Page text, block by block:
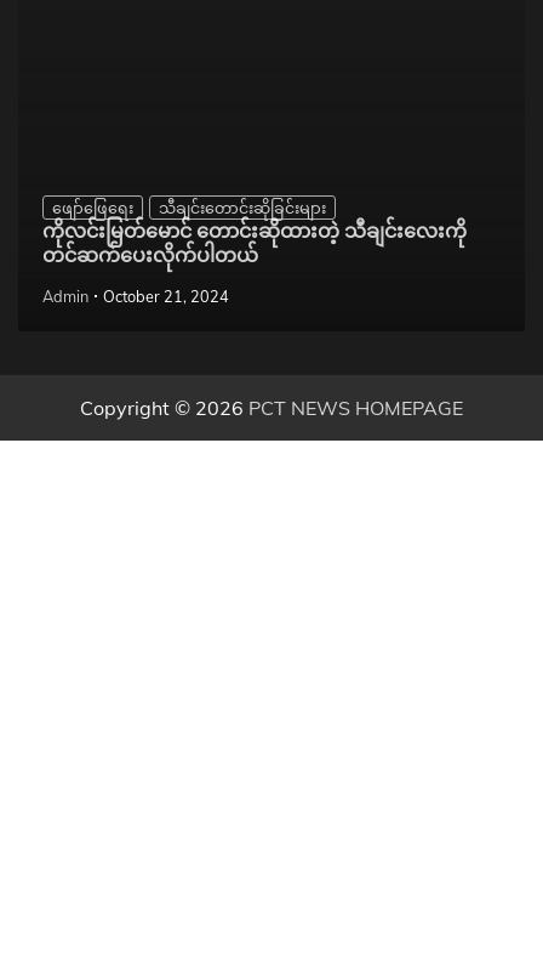
ဖျော်ဖြေရေး သီချင်းတောင်းဆိုခြင်းများ
ကိုလင်းမြတ်မောင် တောင်းဆိုထားတဲ့ သီချင်းလေးကို
တင်ဆက်ပေးလိုက်ပါတယ်
Admin October 21, 2024
Copyright © 2026 PCT NEWS HOMEPAGE